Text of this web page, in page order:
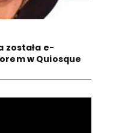
została e-
w Quiosque